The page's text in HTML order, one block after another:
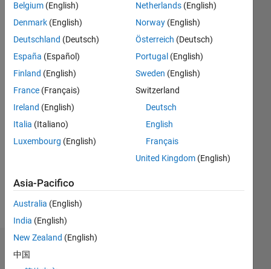
Follow
student
Programming
Languages:
Python,
MATLAB,
Spoken
English,
Telugu
Dashboard
Belgium (English)
Denmark (English)
Deutschland (Deutsch)
España (Español)
Finland (English)
France (Français)
Ireland (English)
Italia (Italiano)
Luxembourg (English)
Netherlands(English)
Norway(English)
Österreich (Deutsch)
Portugal (English)
Sweden (English)
Switzerland
Deutsch
English
Français
United Kingdom(English)
Asia-Pacifico
Australia (English)
India (English)
New Zealand (English)
中国